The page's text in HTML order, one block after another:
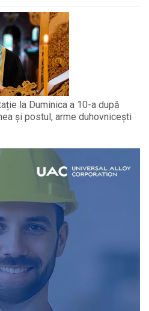
la Duminica a 10-a după
și postul, arme duhovnicești